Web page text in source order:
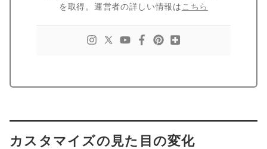
を取得。運営者の詳しい情報は こちら
カスタマイズの見た目の変化